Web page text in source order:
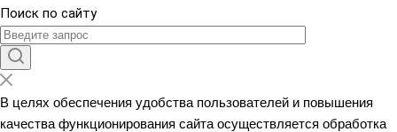
Поиск по сайту
В целях обеспечения удобства пользователей и повышения
качества функционирования сайта осуществляется обработка